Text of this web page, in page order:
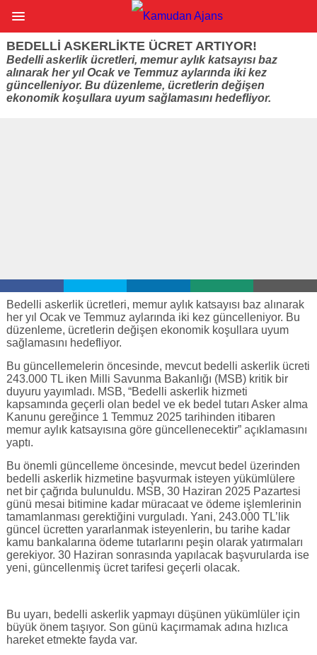
BEDELLI ASKERLIKTE ÜCRET ARTIYOR!
Bedelli askerlik ücretleri, memur aylık katsayısı baz
alınarak her yıl Ocak ve Temmuz aylarında iki kez
güncelleniyor. Bu düzenleme, ücretlerin değişen
ekonomik koşullara uyum sağlamasını hedefliyor.
Bedelli askerlik ücretleri, memur aylık katsayısı baz alınarak
her yıl Ocak ve Temmuz aylarında iki kez güncelleniyor. Bu
düzenleme, ücretlerin değişen ekonomik koşullara uyum
sağlamasını hedefliyor.
Bu güncellemelerin öncesinde, mevcut bedelli askerlik ücreti
243.000 TL iken Milli Savunma Bakanlığı (MSB) kritik bir
duyuru yayımladı. MSB, “Bedelli askerlik hizmeti
kapsamında geçerli olan bedel ve ek bedel tutarı Asker alma
Kanunu gereğince 1 Temmuz 2025 tarihinden itibaren
memur aylık katsayısına göre güncellenecektir” açıklamasını
yaptı.
Bu önemli güncelleme öncesinde, mevcut bedel üzerinden
bedelli askerlik hizmetine başvurmak isteyen yükümlülere
net bir çağrıda bulunuldu. MSB, 30 Haziran 2025 Pazartesi
günü mesai bitimine kadar müracaat ve ödeme işlemlerinin
tamamlanması gerektiğini vurguladı. Yani, 243.000 TL’lik
güncel ücretten yararlanmak isteyenlerin, bu tarihe kadar
kamu bankalarına ödeme tutarlarını peşin olarak yatırmaları
gerekiyor. 30 Haziran sonrasında yapılacak başvurularda ise
yeni, güncellenmiş ücret tarifesi geçerli olacak.
Bu uyarı, bedelli askerlik yapmayı düşünen yükümlüler için
büyük önem taşıyor. Son günü kaçırmamak adına hızlıca
hareket etmekte fayda var.